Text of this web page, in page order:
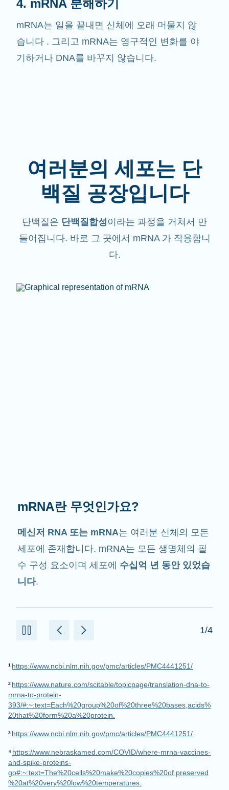
4. mRNA 분해하기
mRNA는 일을 끝내면 신체에 오래 머물지 않
습니다 . 그리고 mRNA는 영구적인 변화를 야
기하거나 DNA를 바꾸지 않습니다.
여러분의 세포는 단
백질 공장입니다
단백질은 단백질합성이라는 과정을 거쳐서 만
들어집니다. 바로 그 곳에서 mRNA 가 작용합니
다.
mRNA는 무슨 일을 할까요?
그 이름에서 암시하는 것처럼 mRNA는전달자
입니다. mRNA는 단백질을 만드는데 도움을 주
는 세포 내 다른 구성 요소와 상호작용합니다.
²https://www.nature.com/scitable/topicpage/translation-dna-to-
393/#:~:text=Each%20group%20of%20three%20bases,acids%
20that%20form%20a%20protein.
³https://www.ncbi.nlm.nih.gov/pmc/articles/PMC4441251/
⁴https://www.nebraskamed.com/COVID/where-mrna-vaccines-
go#:~:text=The%20cells%20make%20copies%20of,preserved
%20at%20very%20low%20temperatures.
⁵https://www.cdc.gov/coronavirus/2019-